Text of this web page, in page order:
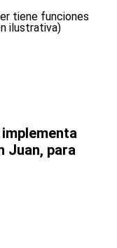
Juan, para